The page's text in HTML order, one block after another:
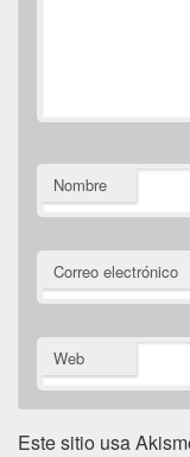
Nombre
Correo electrónico
Web
Este sitio usa